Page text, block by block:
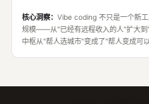
核心洞察： Vibe coding 不只是一个新
规模——从"已经有远程收入的人"扩大到
中枢从"帮人选城市"变成了"帮人变成可